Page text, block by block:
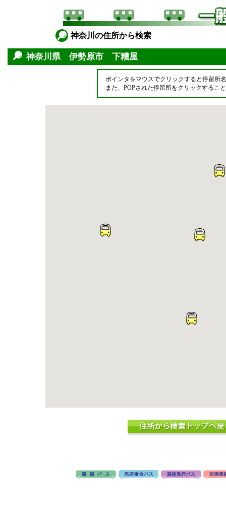
神奈川の住所から検索
神奈川県 伊勢原市 下糟屋
ポインタをマウスでクリックすると停留所
また、POPされた停留所をクリックするこ